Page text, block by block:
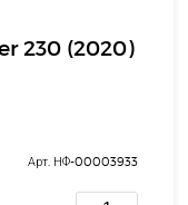
230 (2020)
Арт. НФ-00003933